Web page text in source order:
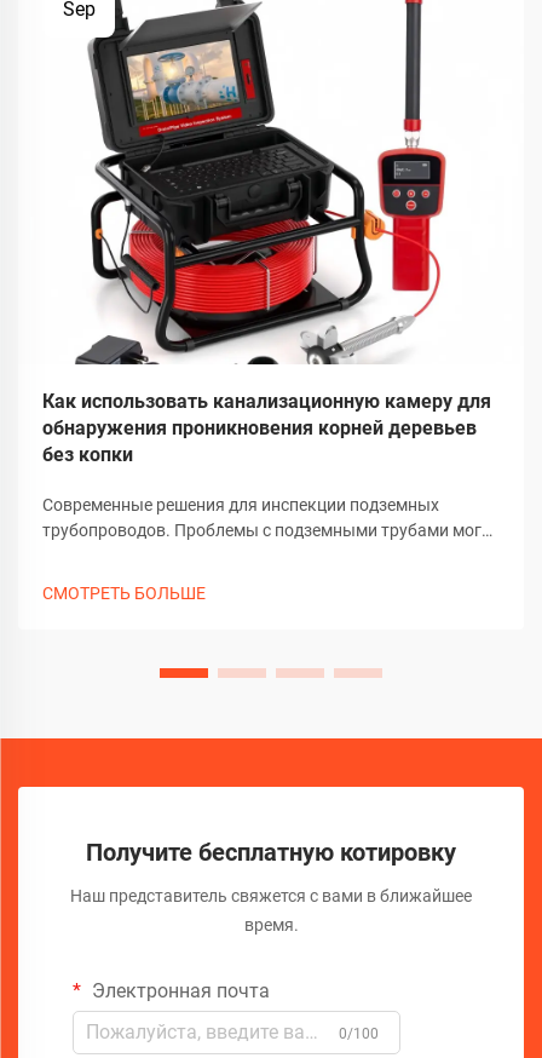
Sep
Как использовать канализационную камеру для
обнаружения проникновения корней деревьев
без копки
Современные решения для инспекции подземных
трубопроводов. Проблемы с подземными трубами могут
СМОТРЕТЬ БОЛЬШЕ
Получите бесплатную котировку
Наш представитель свяжется с вами в ближайшее
время.
Электронная почта
0/100